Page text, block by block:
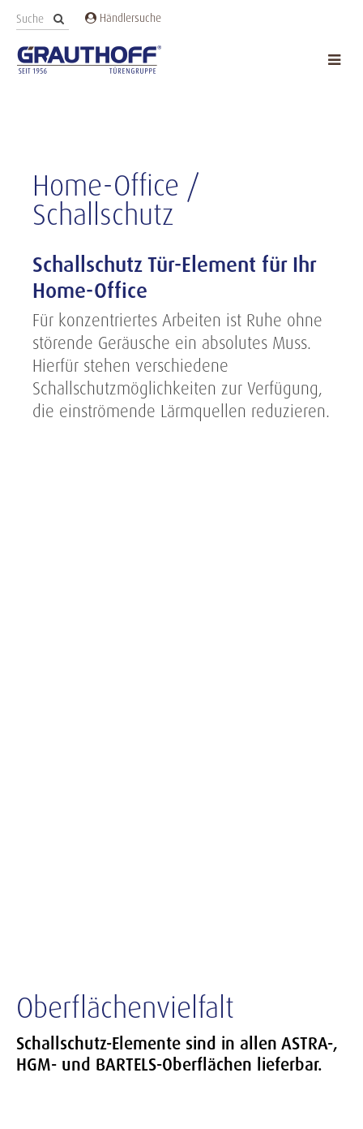
Händlersuche
Home-Office /
Schallschutz
Schallschutz Tür-Element für Ihr
Home-Office
Für konzentriertes Arbeiten ist Ruhe ohne
störende Geräusche ein absolutes Muss.
Hierfür stehen verschiedene
Schallschutzmöglichkeiten zur Verfügung,
die einströmende Lärmquellen reduzieren.
Oberflächenvielfalt
Schallschutz-Elemente sind in allen ASTRA-,
HGM- und BARTELS-Oberflächen lieferbar.